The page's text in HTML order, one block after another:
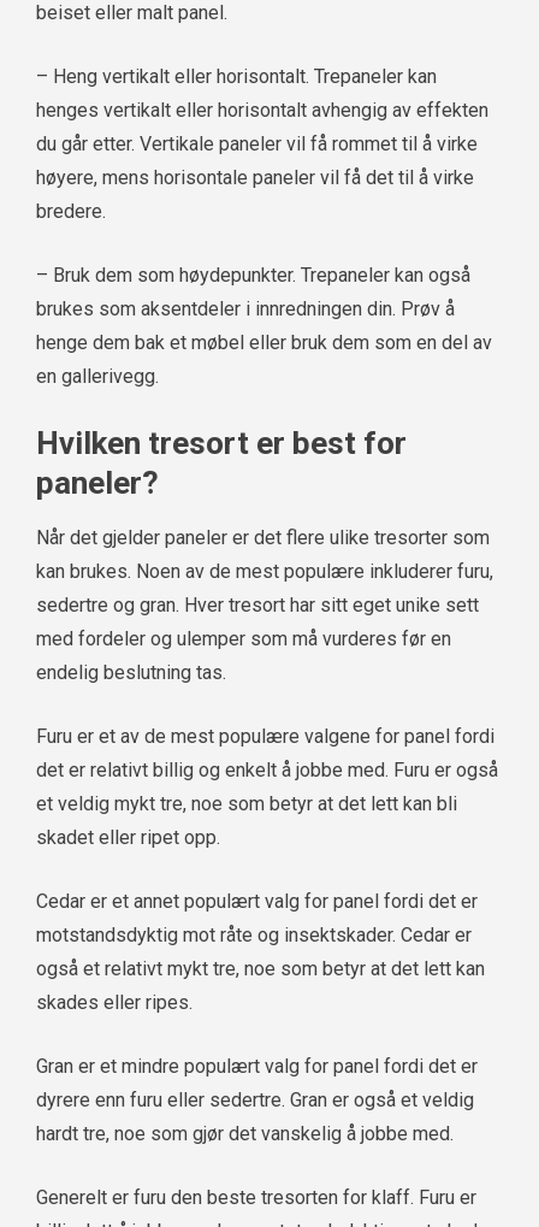
beiset eller malt panel.
– Heng vertikalt eller horisontalt. Trepaneler kan
henges vertikalt eller horisontalt avhengig av effekten
du går etter. Vertikale paneler vil få rommet til å virke
høyere, mens horisontale paneler vil få det til å virke
bredere.
– Bruk dem som høydepunkter. Trepaneler kan også
brukes som aksentdeler i innredningen din. Prøv å
henge dem bak et møbel eller bruk dem som en del av
en gallerivegg.
Hvilken tresort er best for
paneler?
Når det gjelder paneler er det flere ulike tresorter som
kan brukes. Noen av de mest populære inkluderer furu,
sedertre og gran. Hver tresort har sitt eget unike sett
med fordeler og ulemper som må vurderes før en
endelig beslutning tas.
Furu er et av de mest populære valgene for panel fordi
det er relativt billig og enkelt å jobbe med. Furu er også
et veldig mykt tre, noe som betyr at det lett kan bli
skadet eller ripet opp.
Cedar er et annet populært valg for panel fordi det er
motstandsdyktig mot råte og insektskader. Cedar er
også et relativt mykt tre, noe som betyr at det lett kan
skades eller ripes.
Gran er et mindre populært valg for panel fordi det er
dyrere enn furu eller sedertre. Gran er også et veldig
hardt tre, noe som gjør det vanskelig å jobbe med.
Generelt er furu den beste tresorten for klaff. Furu er